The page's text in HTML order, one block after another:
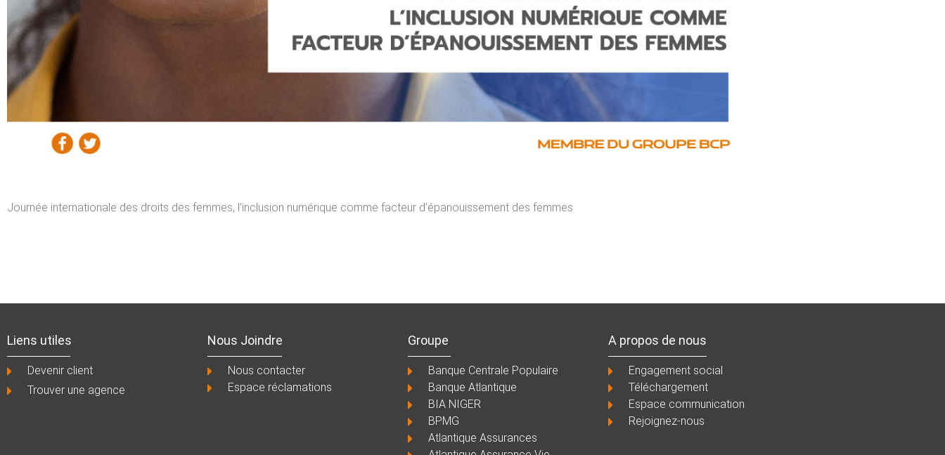
Journée internationale des droits des femmes, l’inclusion numérique comme facteur d’épanouissement des femmes
Liens utiles
Devenir client
Trouver une agence
Nous Joindre
Nous contacter
Espace réclamations
Groupe
Banque Centrale Populaire
Banque Atlantique
BIA NIGER
BPMG
Atlantique Assurances
A propos de nous
Engagement social
Téléchargement
Espace communication
Rejoignez-nous